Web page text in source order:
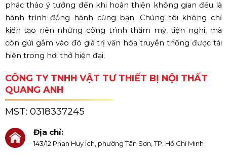
phác thảo ý tưởng đến khi hoàn thiện không gian đều là
hành trình đồng hành cùng bạn. Chúng tôi không chỉ
kiến tạo nên những công trình thẩm mỹ, tiện nghi, mà
còn gửi gắm vào đó giá trị văn hóa truyền thống được tái
hiện trong hơi thở hiện đại.
CÔNG TY TNHH VẬT TƯ THIẾT BỊ NỘI THẤT
QUANG ANH
MST: 0318337245
Địa chỉ:
143/12 Phan Huy Ích, phường Tân Sơn, TP. Hồ Chí Minh